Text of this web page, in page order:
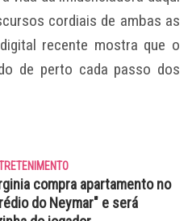
cordiais de ambas as
recente mostra que o
de perto cada passo dos
compra apartamento no
do Neymar" e será